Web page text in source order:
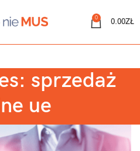
0 0.00ZŁ
sprzedaż
ue